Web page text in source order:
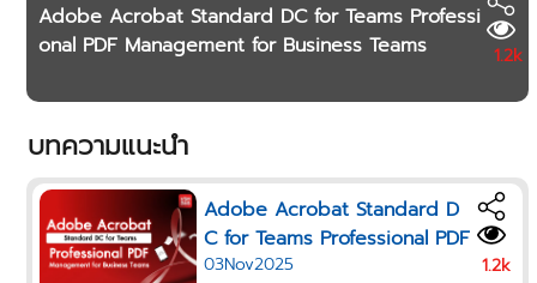
Adobe Acrobat Standard DC for Teams Professi
onal PDF Management for Business Teams
1.2k
บทความแนะนำ
Adobe Acrobat Standard D
C for Teams Professional PDF
Management for Business Te
03Nov2025 1.2k